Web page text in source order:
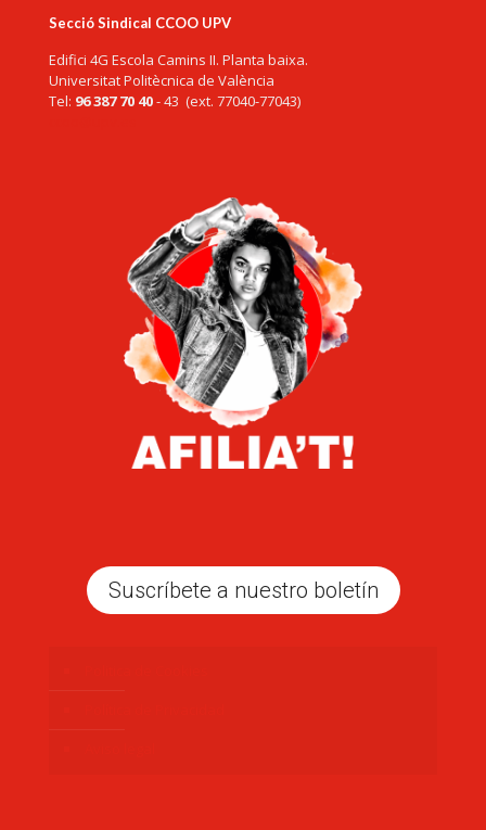
Secció Sindical CCOO UPV
Edifici 4G Escola Camins II. Planta baixa.
Universitat Politècnica de València
Tel: 96 387 70 40- 43 (ext. 77040-77043)
Suscríbete a nuestro boletín